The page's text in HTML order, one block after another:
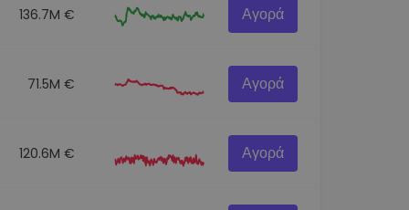
136.7M € Αγορά
71.5M € Αγορά
120.6M € Αγορά